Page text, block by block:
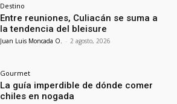
Destino
Entre reuniones, Culiacán se suma a
la tendencia del bleisure
Juan Luis Moncada O. - 2 agosto, 2026
Gourmet
La guía imperdible de dónde comer
chiles en nogada